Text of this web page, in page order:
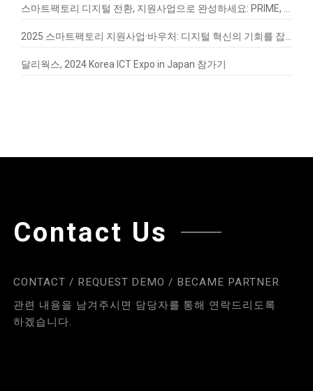
스마트팩토리 디지털 전환, 지원사업으로 완성하세요: PRIME, EnergyQ, SignalVax 도입 가이드
2025 스마트팩토리 지원사업·바우처: 디지털 혁신의 기회를 잡아라
달리웍스, 2024 Korea ICT Expo in Japan 참가기
Contact Us
CONTACT / REQUEST DEMO / BECAME PARTNER
관련 내용을 남겨주시면 담당자를 통해 연락드리도록
하겠습니다.